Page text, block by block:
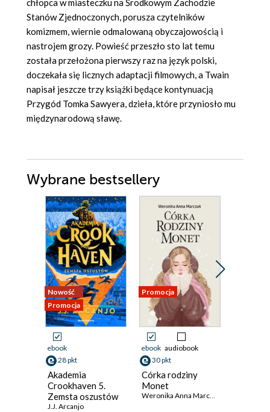
chłopca w miasteczku na Środkowym Zachodzie
Stanów Zjednoczonych, porusza czytelników
komizmem, wiernie odmalowaną obyczajowością i
nastrojem grozy. Powieść przeszło sto lat temu
została przełożona pierwszy raz na język polski,
doczekała się licznych adaptacji filmowych, a Twain
napisał jeszcze trzy książki będące kontynuacją
Przygód Tomka Sawyera, dzieła, które przyniosło mu
międzynarodową sławę.
Wybrane bestsellery
Nowość
Promocja
ebook
28 pkt
Akademia
Crookhaven 5.
Zemsta oszustów
J.J. Arcanjo
Promocja
ebook audiobook
30 pkt
Córka rodziny
Monet
Weronika Anna Marczak